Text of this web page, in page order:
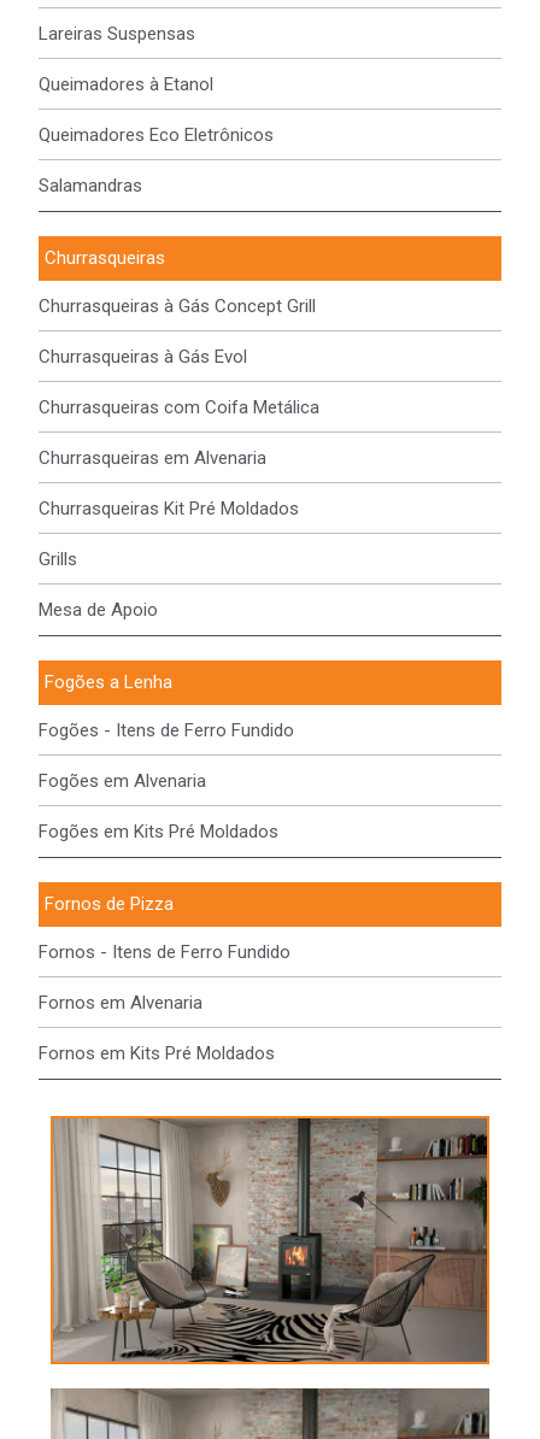
Lareiras Suspensas
Queimadores à Etanol
Queimadores Eco Eletrônicos
Salamandras
Churrasqueiras
Churrasqueiras à Gás Concept Grill
Churrasqueiras à Gás Evol
Churrasqueiras com Coifa Metálica
Churrasqueiras em Alvenaria
Churrasqueiras Kit Pré Moldados
Grills
Mesa de Apoio
Fogões a Lenha
Fogões - Itens de Ferro Fundido
Fogões em Alvenaria
Fogões em Kits Pré Moldados
Fornos de Pizza
Fornos - Itens de Ferro Fundido
Fornos em Alvenaria
Fornos em Kits Pré Moldados